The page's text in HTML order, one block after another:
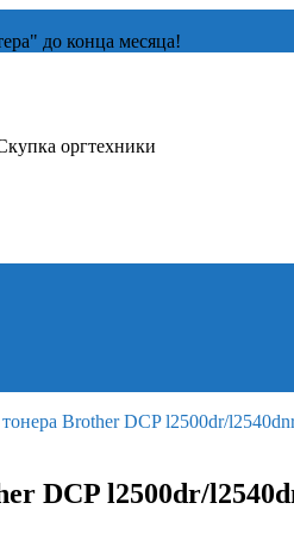
до конца месяца!
оргтехники
Brother DCP l2500dr/
DCP l2500dr/